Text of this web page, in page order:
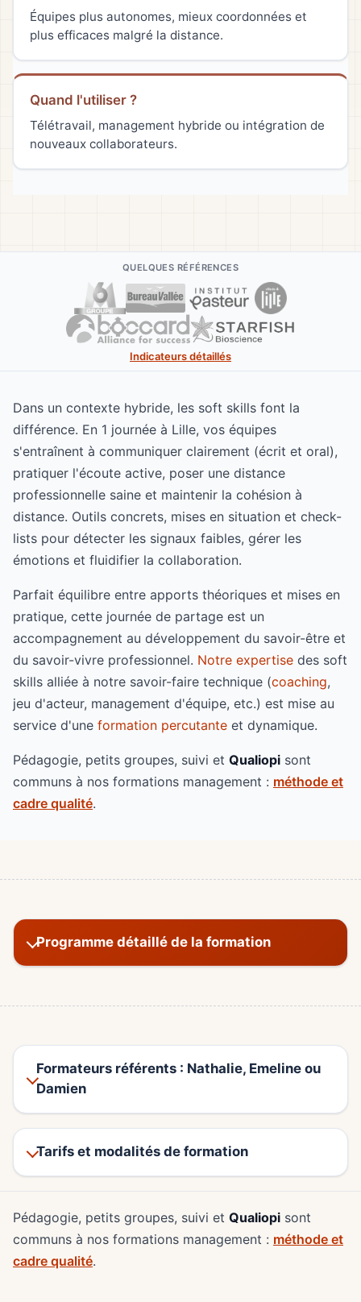
Équipes plus autonomes, mieux coordonnées et
plus efficaces malgré la distance.
Quand l'utiliser ?
Télétravail, management hybride ou intégration de
nouveaux collaborateurs.
QUELQUES RÉFÉRENCES
Indicateurs détaillés
Dans un contexte hybride, les soft skills font la
différence. En 1 journée à Lille, vos équipes
s'entraînent à communiquer clairement (écrit et oral),
pratiquer l'écoute active, poser une distance
professionnelle saine et maintenir la cohésion à
distance. Outils concrets, mises en situation et check-
lists pour détecter les signaux faibles, gérer les
émotions et fluidifier la collaboration.
Parfait équilibre entre apports théoriques et mises en
pratique, cette journée de partage est un
accompagnement au développement du savoir-être et
du savoir-vivre professionnel. Notre expertise des soft
skills alliée à notre savoir-faire technique (coaching,
jeu d'acteur, management d'équipe, etc.) est mise au
service d'une formation percutante et dynamique.
Pédagogie, petits groupes, suivi et Qualiopi sont
communs à nos formations management : méthode et
cadre qualité.
Programme détaillé de la formation
Formateurs référents : Nathalie, Emeline ou
Damien
Tarifs et modalités de formation
Pédagogie, petits groupes, suivi et Qualiopi sont
communs à nos formations management : méthode et
cadre qualité.